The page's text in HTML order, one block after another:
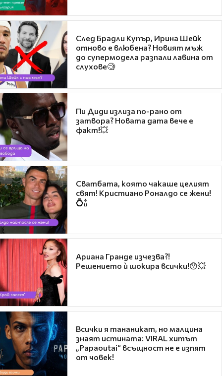
След Брадли Купър, Ирина Шейк
отново е влюбена? Новият мъж
до супермодела разпали лавина от
слухове🧐
Пи Диди излиза по-рано от
затвора? Новата дата вече е
факт!💥
Сватбата, която чакаше целият
свят! Кристиано Роналдо се жени!
💍🍾
Ариана Гранде изчезва?!
Решението ѝ шокира всички!😯💥
Всички я тананикат, но малцина
знаят истината: VIRAL хитът
„Papaoutai“ всъщност не е изпят
от човек!